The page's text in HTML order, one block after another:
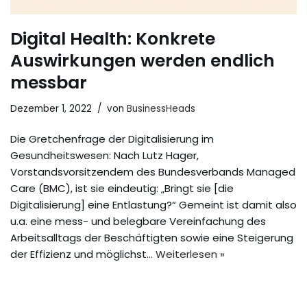
Digital Health: Konkrete
Auswirkungen werden endlich
messbar
Dezember 1, 2022 von BusinessHeads
Die Gretchenfrage der Digitalisierung im
Gesundheitswesen: Nach Lutz Hager,
Vorstandsvorsitzendem des Bundesverbands Managed
Care (BMC), ist sie eindeutig: „Bringt sie [die
Digitalisierung] eine Entlastung?“ Gemeint ist damit also
u.a. eine mess- und belegbare Vereinfachung des
Arbeitsalltags der Beschäftigten sowie eine Steigerung
der Effizienz und möglichst… Weiterlesen »